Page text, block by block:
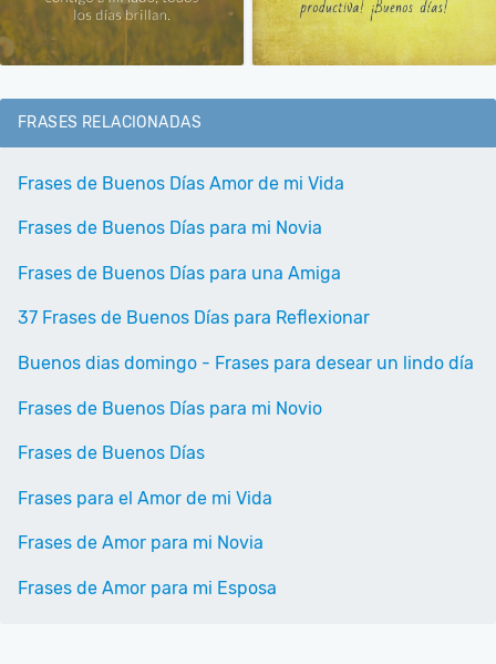
FRASES RELACIONADAS
Frases de Buenos Días Amor de mi Vida
Frases de Buenos Días para mi Novia
Frases de Buenos Días para una Amiga
37 Frases de Buenos Días para Reflexionar
Buenos dias domingo - Frases para desear un lindo día
Frases de Buenos Días para mi Novio
Frases de Buenos Días
Frases para el Amor de mi Vida
Frases de Amor para mi Novia
Frases de Amor para mi Esposa